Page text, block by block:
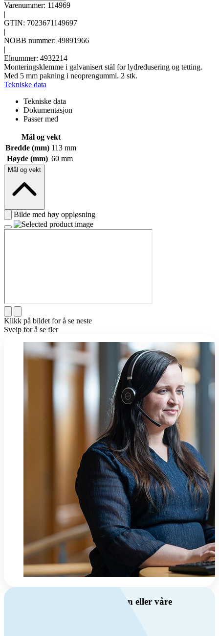
Varenummer: 114969
|
GTIN: 7023671149697
|
NOBB nummer: 49891966
|
Elnummer: 4932214
Monteringsklemme i galvanisert stål for lydredusering og tetting.
Med 5 mm pakning i neoprengummi. 2 stk.
Tekniske data
Tekniske data
Dokumentasjon
Passer med
Mål og vekt
Bredde (mm) 113 mm
Høyde (mm) 60 mm
Mål og vekt
Bilde med høy oppløsning
Klikk på bildet for å se neste
Sveip for å se fler
Har du spørsmål om ventilasjon eller våre